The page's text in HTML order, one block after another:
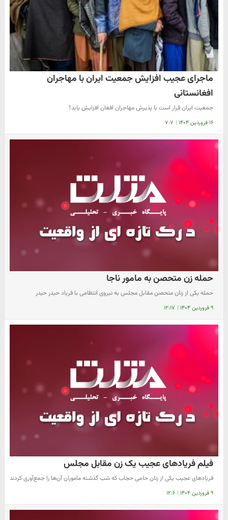
ماجرای عجیب افزایش جمعیت ایران با مهاجران
افغانستانی
جمعیت ایران قرار است با پذیرش مهاجران افغان افزایش یابد؟
۱۶ فروردین ۱۴۰۴ | ۷:۷
حمله زن متحصن به مامور ناجا
حمله یکی از زنان متحصن مقابل مجلس به نیروی انتظامی با فریاد حیدر حیدر
۹ فروردین ۱۴۰۴ | ۱۲:۱۷
فیلم فریادهای عجیب یک زن مقابل مجلس
فریادهای عجیب یکی از زنان حامی حجاب که شب گذشته ماموران آن‌ها را جمع‌آوری کردند
۹ فروردین ۱۴۰۴ | ۱۲:۶